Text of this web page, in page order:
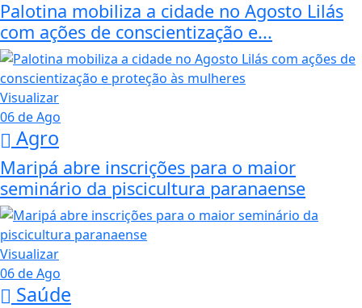
Palotina mobiliza a cidade no Agosto Lilás
com ações de conscientização e...
Visualizar
06 de Ago
Agro
Maripá abre inscrições para o maior
seminário da piscicultura paranaense
Visualizar
06 de Ago
Saúde